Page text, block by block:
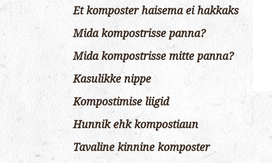
Et komposter haisema ei hakkaks
Mida kompostrisse panna?
Mida kompostrisse mitte panna?
Kasulikke nippe
Kompostimise liigid
Hunnik ehk kompostiaun
Tavaline kinnine komposter